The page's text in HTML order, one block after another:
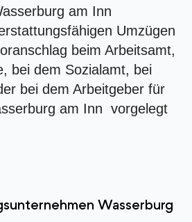
am Inn
Umzügen
beim Arbeitsamt,
bei dem Sozialamt, bei
bei dem Arbeitgeber für
am Inn vorgelegt
Wasserburg